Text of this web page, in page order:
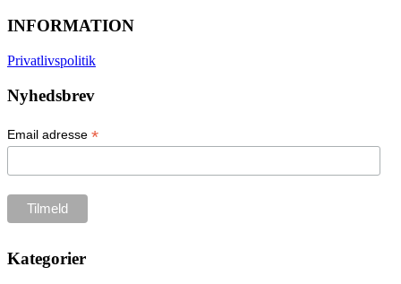
INFORMATION
Privatlivspolitik
Nyhedsbrev
Email adresse *
Kategorier